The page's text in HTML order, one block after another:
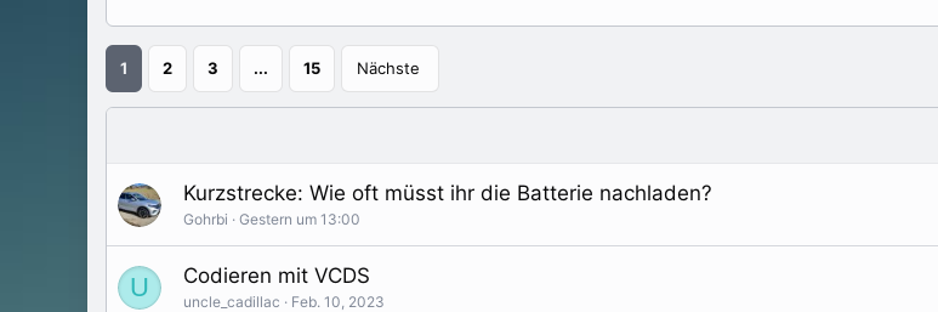
1 2 3 ... 15 Nächste
Kurzstrecke: Wie oft müsst ihr die Batterie nachladen?
Gohrbi Gestern um 13:00
U Codieren mit VCDS
uncle_cadillac Feb. 10, 2023